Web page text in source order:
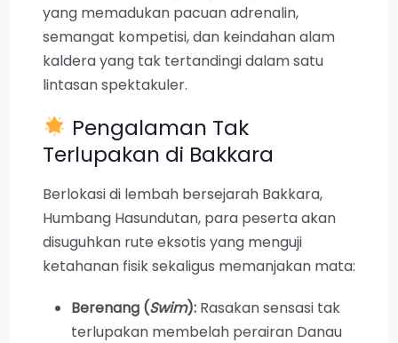
yang memadukan pacuan adrenalin,
semangat kompetisi, dan keindahan alam
kaldera yang tak tertandingi dalam satu
lintasan spektakuler.
Pengalaman Tak
Terlupakan di Bakkara
Berlokasi di lembah bersejarah Bakkara,
Humbang Hasundutan, para peserta akan
disuguhkan rute eksotis yang menguji
ketahanan fisik sekaligus memanjakan mata:
Berenang (Swim): Rasakan sensasi tak
terlupakan membelah perairan Danau